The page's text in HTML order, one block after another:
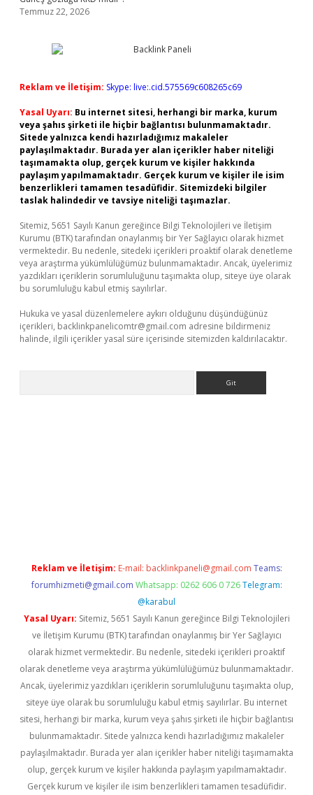
Temmuz 22, 2026
Reklam ve İletişim: Skype: live:.cid.575569c608265c69
Yasal Uyarı: Bu internet sitesi, herhangi bir marka, kurum
veya şahıs şirketi ile hiçbir bağlantısı bulunmamaktadır.
Sitede yalnızca kendi hazırladığımız makaleler
paylaşılmaktadır. Burada yer alan içerikler haber niteliği
taşımamakta olup, gerçek kurum ve kişiler hakkında
paylaşım yapılmamaktadır. Gerçek kurum ve kişiler ile isim
benzerlikleri tamamen tesadüfidir. Sitemizdeki bilgiler
taslak halindedir ve tavsiye niteliği taşımazlar.
Sitemiz, 5651 Sayılı Kanun gereğince Bilgi Teknolojileri ve İletişim
Kurumu (BTK) tarafından onaylanmış bir Yer Sağlayıcı olarak hizmet
vermektedir. Bu nedenle, sitedeki içerikleri proaktif olarak denetleme
veya araştırma yükümlülüğümüz bulunmamaktadır. Ancak, üyelerimiz
yazdıkları içeriklerin sorumluluğunu taşımakta olup, siteye üye olarak
bu sorumluluğu kabul etmiş sayılırlar.
Hukuka ve yasal düzenlemelere aykırı olduğunu düşündüğünüz
içerikleri, backlinkpanelicomtr@gmail.com adresine bildirmeniz
halinde, ilgili içerikler yasal süre içerisinde sitemizden kaldırılacaktır.
Reklam ve İletişim: E-mail: backlinkpaneli@gmail.com Teams:
forumhizmeti@gmail.com Whatsapp: 0262 606 0 726 Telegram:
@karabul
Yasal Uyarı: Sitemiz, 5651 Sayılı Kanun gereğince Bilgi Teknolojileri
ve İletişim Kurumu (BTK) tarafından onaylanmış bir Yer Sağlayıcı
olarak hizmet vermektedir. Bu nedenle, sitedeki içerikleri proaktif
olarak denetleme veya araştırma yükümlülüğümüz bulunmamaktadır.
Ancak, üyelerimiz yazdıkları içeriklerin sorumluluğunu taşımakta olup,
siteye üye olarak bu sorumluluğu kabul etmiş sayılırlar. Bu internet
sitesi, herhangi bir marka, kurum veya şahıs şirketi ile hiçbir bağlantısı
bulunmamaktadır. Sitede yalnızca kendi hazırladığımız makaleler
paylaşılmaktadır. Burada yer alan içerikler haber niteliği taşımamakta
olup, gerçek kurum ve kişiler hakkında paylaşım yapılmamaktadır.
Gerçek kurum ve kişiler ile isim benzerlikleri tamamen tesadüfidir.